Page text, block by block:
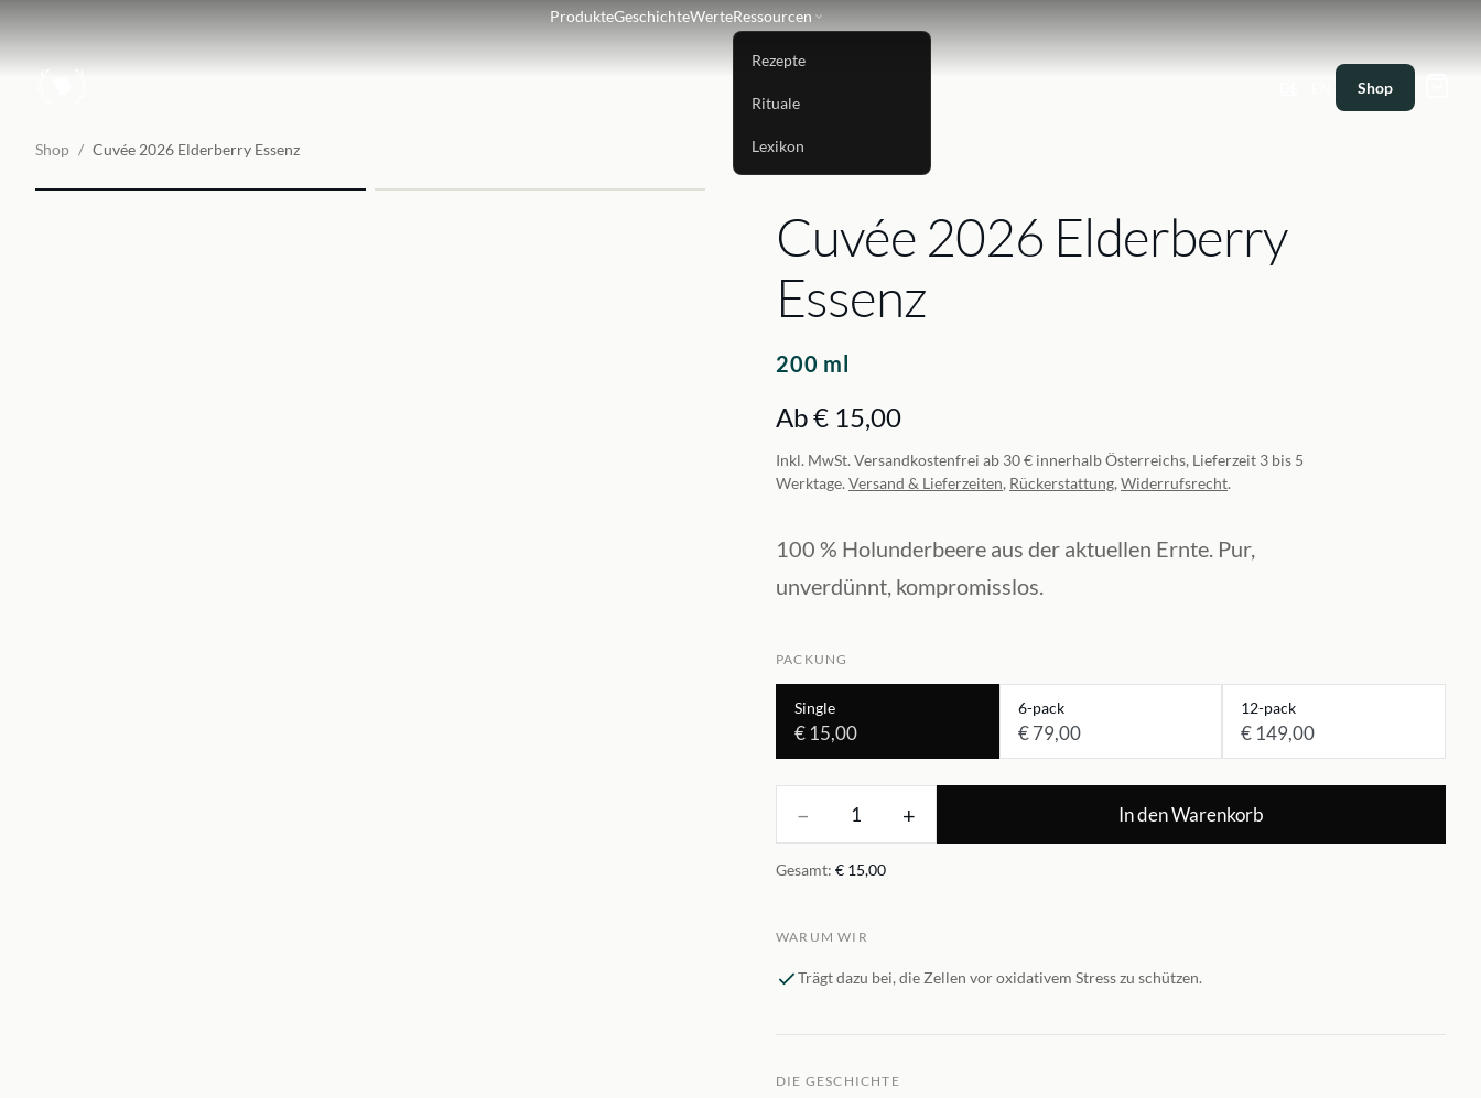
ProdukteGeschichteWerteRessourcen
Rezepte
Rituale
Lexikon
Shop
Shop / Cuvée 2026 Elderberry Essenz
Cuvée 2026 Elderberry
Essenz
200 ml
Ab € 15,00
Inkl. MwSt. Versandkostenfrei ab 30 € innerhalb Österreichs, Lieferzeit 3 bis 5
Werktage. Versand & Lieferzeiten, Rückerstattung, Widerrufsrecht.
100 % Holunderbeere aus der aktuellen Ernte. Pur,
unverdünnt, kompromisslos.
PACKUNG
Single
€ 15,00
6-pack
€ 79,00
12-pack
€ 149,00
− 1 + In den Warenkorb
Gesamt: € 15,00
WARUM WIR
Trägt dazu bei, die Zellen vor oxidativem Stress zu schützen.
DIE GESCHICHTE